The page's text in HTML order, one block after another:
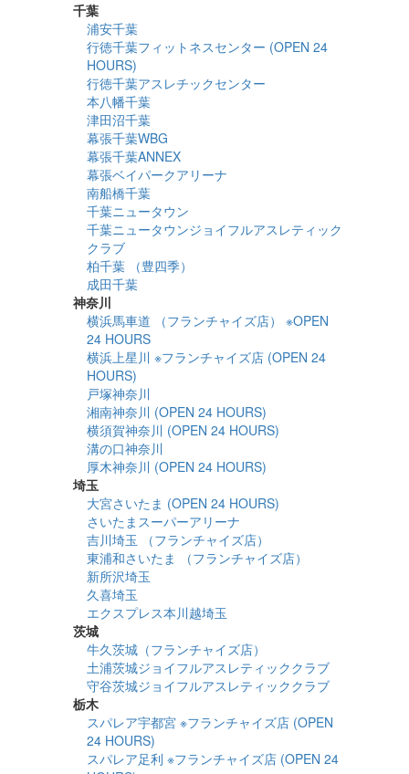
千葉
浦安千葉
行徳千葉フィットネスセンター (OPEN 24
HOURS)
行徳千葉アスレチックセンター
本八幡千葉
津田沼千葉
幕張千葉WBG
幕張千葉ANNEX
幕張ベイパークアリーナ
南船橋千葉
千葉ニュータウン
千葉ニュータウンジョイフルアスレティック
クラブ
柏千葉 （豊四季）
成田千葉
神奈川
横浜馬車道 （フランチャイズ店） ※OPEN
24 HOURS
横浜上星川 ※フランチャイズ店 (OPEN 24
HOURS)
戸塚神奈川
湘南神奈川 (OPEN 24 HOURS)
横須賀神奈川 (OPEN 24 HOURS)
溝の口神奈川
厚木神奈川 (OPEN 24 HOURS)
埼玉
大宮さいたま (OPEN 24 HOURS)
さいたまスーパーアリーナ
吉川埼玉 （フランチャイズ店）
東浦和さいたま （フランチャイズ店）
新所沢埼玉
久喜埼玉
エクスプレス本川越埼玉
茨城
牛久茨城（フランチャイズ店）
土浦茨城ジョイフルアスレティッククラブ
守谷茨城ジョイフルアスレティッククラブ
栃木
スパレア宇都宮 ※フランチャイズ店 (OPEN
24 HOURS)
スパレア足利 ※フランチャイズ店 (OPEN 24